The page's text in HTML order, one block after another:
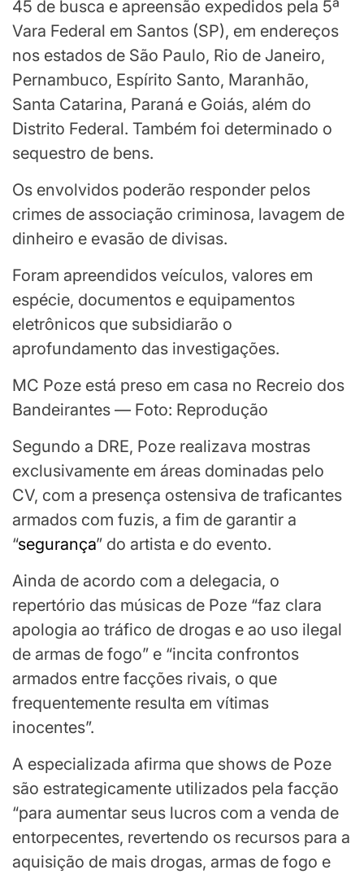
45 de busca e apreensão expedidos pela 5ª
Vara Federal em Santos (SP), em endereços
nos estados de São Paulo, Rio de Janeiro,
Pernambuco, Espírito Santo, Maranhão,
Santa Catarina, Paraná e Goiás, além do
Distrito Federal. Também foi determinado o
sequestro de bens.
Os envolvidos poderão responder pelos
crimes de associação criminosa, lavagem de
dinheiro e evasão de divisas.
Foram apreendidos veículos, valores em
espécie, documentos e equipamentos
eletrônicos que subsidiarão o
aprofundamento das investigações.
MC Poze está preso em casa no Recreio dos
Bandeirantes — Foto: Reprodução
Segundo a DRE, Poze realizava mostras
exclusivamente em áreas dominadas pelo
CV, com a presença ostensiva de traficantes
armados com fuzis, a fim de garantir a
“segurança” do artista e do evento.
Ainda de acordo com a delegacia, o
repertório das músicas de Poze “faz clara
apologia ao tráfico de drogas e ao uso ilegal
de armas de fogo” e “incita confrontos
armados entre facções rivais, o que
frequentemente resulta em vítimas
inocentes”.
A especializada afirma que shows de Poze
são estrategicamente utilizados pela facção
“para aumentar seus lucros com a venda de
entorpecentes, revertendo os recursos para a
aquisição de mais drogas, armas de fogo e